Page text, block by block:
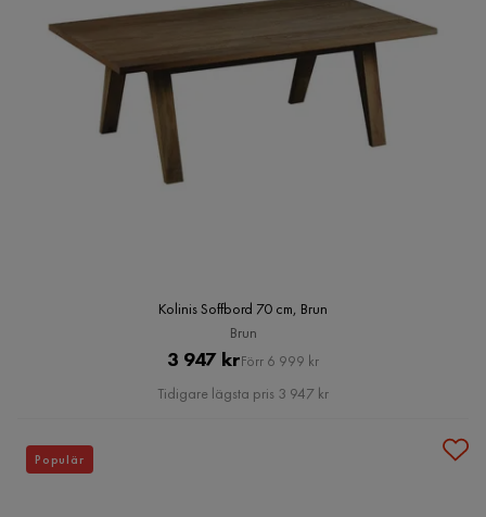
Kolinis Soffbord 70 cm, Brun
Brun
Pris
3 947 krOriginal
Pris
Förr 6 999 kr
Tidigare lägsta pris 3 947 kr
Populär